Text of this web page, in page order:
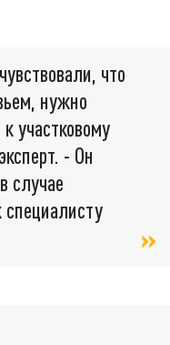
что
нужно
участковому
- Он
случае
специалисту